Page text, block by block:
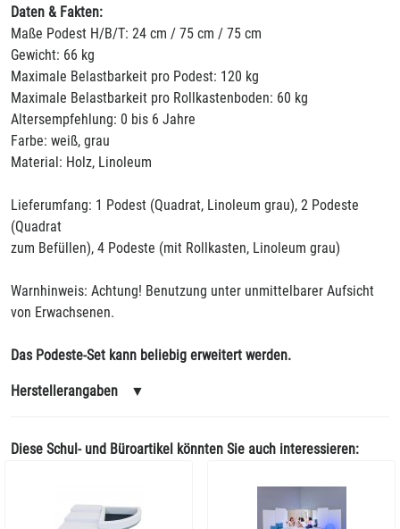
Daten & Fakten:
Maße Podest H/B/T: 24 cm / 75 cm / 75 cm
Gewicht: 66 kg
Maximale Belastbarkeit pro Podest: 120 kg
Maximale Belastbarkeit pro Rollkastenboden: 60 kg
Altersempfehlung: 0 bis 6 Jahre
Farbe: weiß, grau
Material: Holz, Linoleum
Lieferumfang: 1 Podest (Quadrat, Linoleum grau), 2 Podeste
(Quadrat
zum Befüllen), 4 Podeste (mit Rollkasten, Linoleum grau)
Warnhinweis: Achtung! Benutzung unter unmittelbarer Aufsicht
von Erwachsenen.
Das Podeste-Set kann beliebig erweitert werden.
Herstellerangaben ▼
Diese Schul- und Büroartikel könnten Sie auch interessieren: